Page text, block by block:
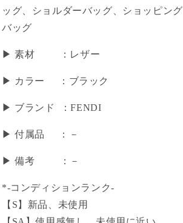
ッグ、ショルダーバッグ、ショッピング
バッグ
▶ 素材 ：レザー
▶ カラー ：ブラック
▶ ブランド ：FENDI
▶ 付属品 ：－
▶︎ 備考 ：－
*-コンディションランク-
【S】新品、未使用